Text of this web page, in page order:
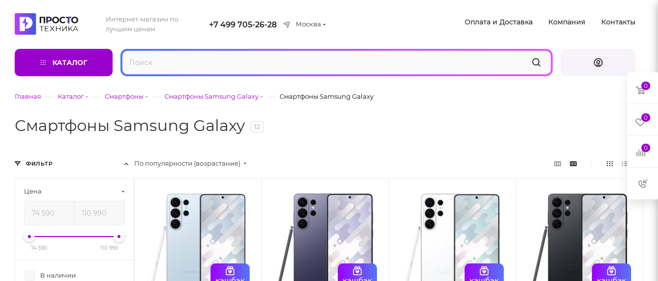
Интернет-магазин по
лучшим ценам
+7 499 705-26-28 Москва Оплата и Доставка Компания Контакты
КАТАЛОГ
Смартфоны Samsung Galaxy 12
Главная — Каталог — Смартфоны — Смартфоны Samsung Galaxy — Смартфоны Samsung Galaxy
По популярности (возрастание)
ФИЛЬТР
Цена
74 590 110 990
В наличии
0
0
0